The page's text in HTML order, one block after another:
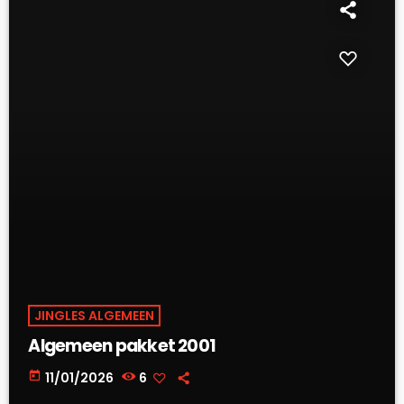
JINGLES ALGEMEEN
Algemeen pakket 2001
today 11/01/2026 6